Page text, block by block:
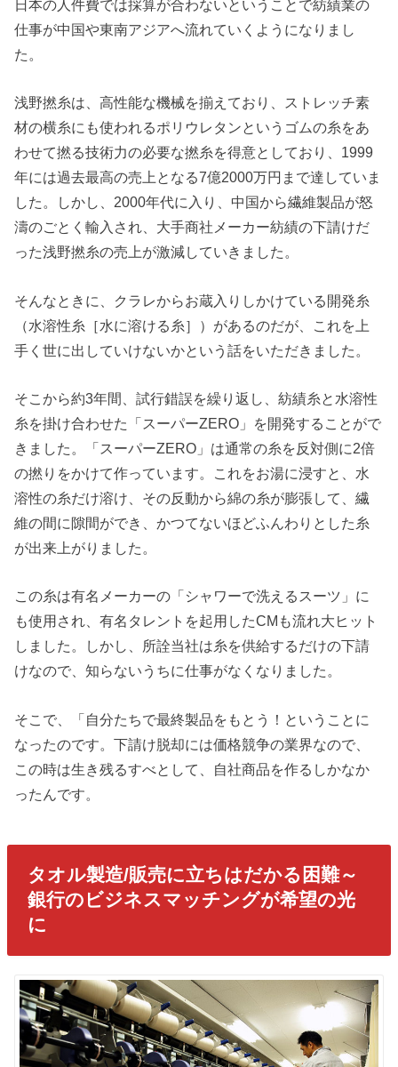
日本の人件費では採算が合わないということで紡績業の
仕事が中国や東南アジアへ流れていくようになりまし
た。
浅野撚糸は、高性能な機械を揃えており、ストレッチ素
材の横糸にも使われるポリウレタンというゴムの糸をあ
わせて撚る技術力の必要な撚糸を得意としており、1999
年には過去最高の売上となる7億2000万円まで達していま
した。しかし、2000年代に入り、中国から繊維製品が怒
濤のごとく輸入され、大手商社メーカー紡績の下請けだ
った浅野撚糸の売上が激減していきました。
そんなときに、クラレからお蔵入りしかけている開発糸
（水溶性糸［水に溶ける糸］）があるのだが、これを上
手く世に出していけないかという話をいただきました。
そこから約3年間、試行錯誤を繰り返し、紡績糸と水溶性
糸を掛け合わせた「スーパーZERO」を開発することがで
きました。「スーパーZERO」は通常の糸を反対側に2倍
の撚りをかけて作っています。これをお湯に浸すと、水
溶性の糸だけ溶け、その反動から綿の糸が膨張して、繊
維の間に隙間ができ、かつてないほどふんわりとした糸
が出来上がりました。
この糸は有名メーカーの「シャワーで洗えるスーツ」に
も使用され、有名タレントを起用したCMも流れ大ヒット
しました。しかし、所詮当社は糸を供給するだけの下請
けなので、知らないうちに仕事がなくなりました。
そこで、「自分たちで最終製品をもとう！ということに
なったのです。下請け脱却には価格競争の業界なので、
この時は生き残るすべとして、自社商品を作るしかなか
ったんです。
タオル製造/販売に立ちはだかる困難～
銀行のビジネスマッチングが希望の光
に